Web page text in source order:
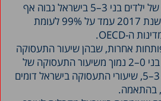
שיעור ההשתתפות של ילדים בני 3–5 בישראל גבוה אף
הוא במידה רבה, ובשנת 2017 עמד על 99% לעומת
אחרות, שבהן שיעור התעסוקה
של אימהות לילדים בני 0–2 נמוך משיעור התעסוקה של
אימהות לילדים בני 3–5, שיעורי התעסוקה בישראל דומים